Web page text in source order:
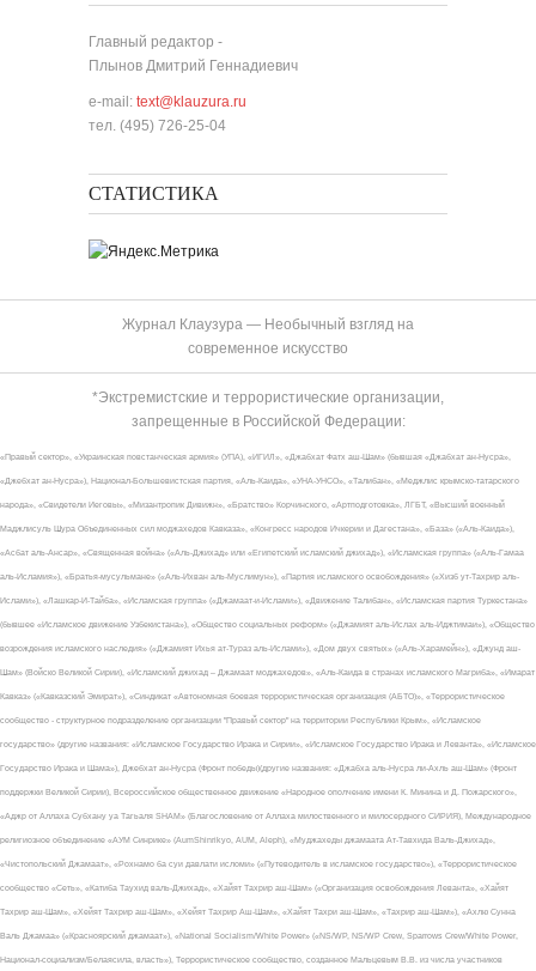
Главный редактор -
Плынов Дмитрий Геннадиевич
e-mail: text@klauzura.ru
тел. (495) 726-25-04
СТАТИСТИКА
Журнал Клаузура — Необычный взгляд на
современное искусство
*Экстремистские и террористические организации,
запрещенные в Российской Федерации:
«Правый сектор», «Украинская повстанческая армия» (УПА), «ИГИЛ», «Джабхат Фатх аш-Шам» (бывшая «Джабхат ан-Нусра»,
«Джебхат ан-Нусра»), Национал-Большевистская партия, «Аль-Каида», «УНА-УНСО», «Талибан», «Меджлис крымско-татарского
народа», «Свидетели Иеговы», «Мизантропик Дивижн», «Братство» Корчинского, «Артподготовка», ЛГБТ, «Высший военный
Маджлисуль Шура Объединенных сил моджахедов Кавказа», «Конгресс народов Ичкерии и Дагестана», «База» («Аль-Каида»),
«Асбат аль-Ансар», «Священная война» («Аль-Джихад» или «Египетский исламский джихад»), «Исламская группа» («Аль-Гамаа
аль-Исламия»), «Братья-мусульмане» («Аль-Ихван аль-Муслимун»), «Партия исламского освобождения» («Хизб ут-Тахрир аль-
Ислами»), «Лашкар-И-Тайба», «Исламская группа» («Джамаат-и-Ислами»), «Движение Талибан», «Исламская партия Туркестана»
(бывшее «Исламское движение Узбекистана»), «Общество социальных реформ» («Джамият аль-Ислах аль-Иджтимаи»), «Общество
возрождения исламского наследия» («Джамият Ихья ат-Тураз аль-Ислами»), «Дом двух святых» («Аль-Харамейн»), «Джунд аш-
Шам» (Войско Великой Сирии), «Исламский джихад – Джамаат моджахедов», «Аль-Каида в странах исламского Магриба», «Имарат
Кавказ» («Кавказский Эмират»), «Синдикат «Автономная боевая террористическая организация (АБТО)», «Террористическое
сообщество - структурное подразделение организации "Правый сектор" на территории Республики Крым», «Исламское
государство» (другие названия: «Исламское Государство Ирака и Сирии», «Исламское Государство Ирака и Леванта», «Исламское
Государство Ирака и Шама»), Джебхат ан-Нусра (Фронт победы)(другие названия: «Джабха аль-Нусра ли-Ахль аш-Шам» (Фронт
поддержки Великой Сирии), Всероссийское общественное движение «Народное ополчение имени К. Минина и Д. Пожарского»,
«Аджр от Аллаха Субхану уа Тагьаля SHAM» (Благословение от Аллаха милоственного и милосердного СИРИЯ), Международное
религиозное объединение «АУМ Синрике» (AumShinrikyo, AUM, Aleph), «Муджахеды джамаата Ат-Тавхида Валь-Джихад»,
«Чистопольский Джамаат», «Рохнамо ба суи давлати исломи» («Путеводитель в исламское государство»), «Террористическое
сообщество «Сеть», «Катиба Таухид валь-Джихад», «Хайят Тахрир аш-Шам» («Организация освобождения Леванта», «Хайят
Тахрир аш-Шам», «Хейят Тахрир аш-Шам», «Хейят Тахрир Аш-Шам», «Хайят Тахри аш-Шам», «Тахрир аш-Шам»), «Ахлю Сунна
Валь Джамаа» («Красноярский джамаат»), «National Socialism/White Power» («NS/WP, NS/WP Crew, Sparrows Crew/White Power,
Национал-социализм/Белаясила, власть»), Террористическое сообщество, созданное Мальцевым В.В. из числа участников